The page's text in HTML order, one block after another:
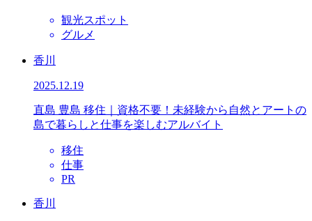
観光スポット
グルメ
香川
2025.12.19
直島 豊島 移住｜資格不要！未経験から自然とアートの
島で暮らしと仕事を楽しむアルバイト
移住
仕事
PR
香川